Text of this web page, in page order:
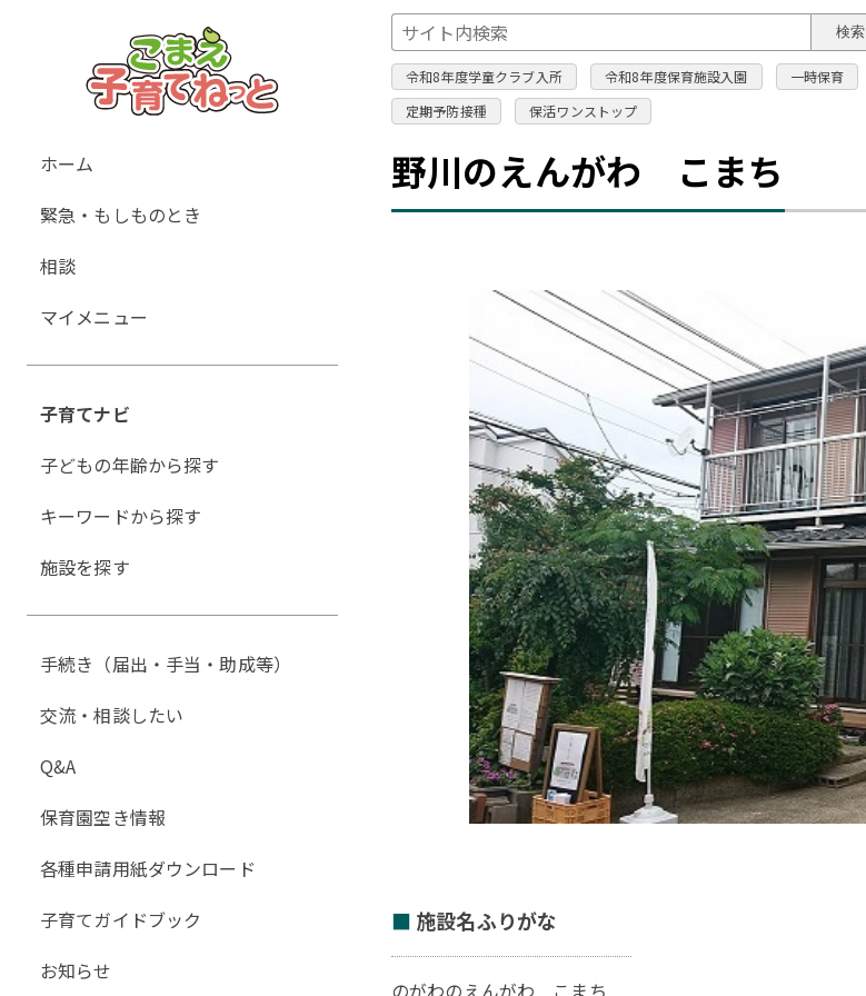
このページの本文へ
検索
令和8年度学童クラブ入所 令和8年度保育施設入園 一時保育
定期予防接種
保活ワンストップ
野川のえんがわ こまち
施設名ふりがな
のがわのえんがわ こまち
グ
ー
ル
ナ
ゲ
シ
ョ
ホーム
緊急・もしものとき
相談
マイメニュー
子育てナビ
子どもの年齢から探す
キーワードから探す
施設を探す
手続き（届出・手当・助成等）
交流・相談したい
Q&A
保育園空き情報
各種申請用紙ダウンロード
子育てガイドブック
お知らせ